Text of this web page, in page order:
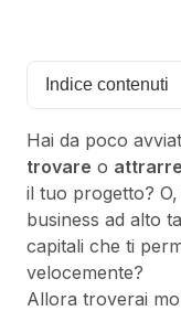
Indice contenuti
Hai da poco
trovare o
il tuo progetto?
business ad alto
capitali che ti
velocemente?
Allora troverai